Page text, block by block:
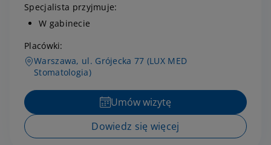
Specjalista przyjmuje:
W gabinecie
Placówki:
Warszawa, ul. Grójecka 77 (LUX MED
Stomatologia)
Umów wizytę
Dowiedz się więcej